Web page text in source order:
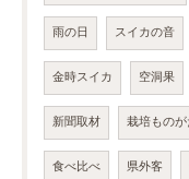
雨の日 スイカの音
金時スイカ 空洞果
新聞取材 栽培ものが
食べ比べ 県外客